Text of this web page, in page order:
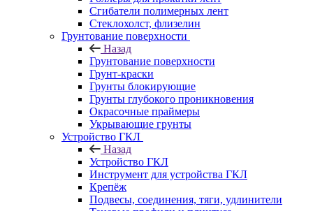
Сгибатели полимерных лент
Стеклохолст, флизелин
Грунтование поверхности
Назад
Грунтование поверхности
Грунт-краски
Грунты блокирующие
Грунты глубокого проникновения
Окрасочные праймеры
Укрывающие грунты
Устройство ГКЛ
Назад
Устройство ГКЛ
Инструмент для устройства ГКЛ
Крепёж
Подвесы, соединения, тяги, удлинители